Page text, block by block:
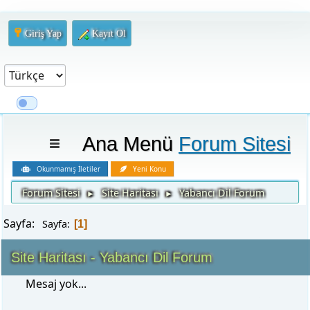
Giriş Yap Kayıt Ol
Ana Menü Forum Sitesi
Okunmamış İletiler Yeni Konu
Forum Sitesi ► Site Haritası ► Yabancı Dil Forum
Sayfa: Sayfa 1
Site Haritası - Yabancı Dil Forum
Mesaj yok...